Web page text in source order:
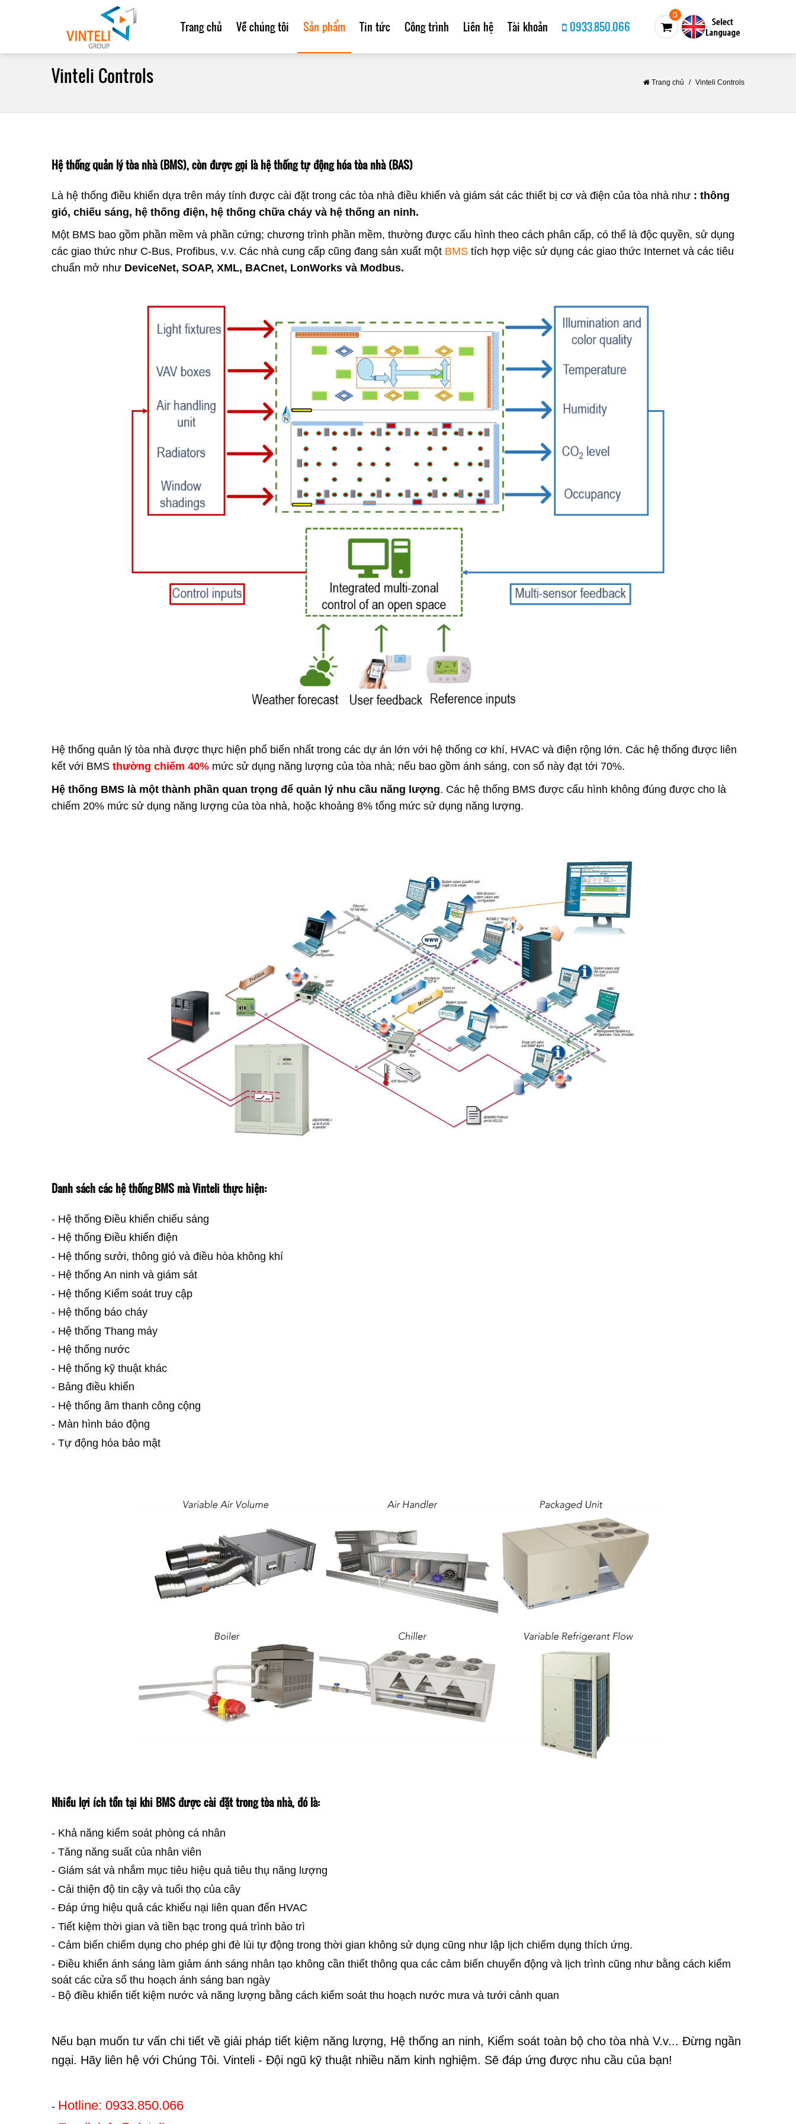
Trang chủ Về chúng tôi Sản phẩm Tin tức Công trình Liên hệ Tài khoản 0933.850.066
0
Vinteli Controls Trang chủ / Vinteli Controls
Hệ thống quản lý tòa nhà (BMS), còn được gọi là hệ thống tự động hóa tòa nhà (BAS)
Là hệ thống điều khiển dựa trên máy tính được cài đặt trong các tòa nhà điều khiển và giám sát các thiết bị cơ và điện của tòa nhà như : thông
gió, chiếu sáng, hệ thống điện, hệ thống chữa cháy và hệ thống an ninh.
Một BMS bao gồm phần mềm và phần cứng; chương trình phần mềm, thường được cấu hình theo cách phân cấp, có thể là độc quyền, sử dụng
các giao thức như C-Bus, Profibus, v.v. Các nhà cung cấp cũng đang sản xuất một BMS tích hợp việc sử dụng các giao thức Internet và các tiêu
chuẩn mở như DeviceNet, SOAP, XML, BACnet, LonWorks và Modbus.
Hệ thống quản lý tòa nhà được thực hiện phổ biến nhất trong các dự án lớn với hệ thống cơ khí, HVAC và điện rộng lớn. Các hệ thống được liên
kết với BMS thường chiếm 40% mức sử dụng năng lượng của tòa nhà; nếu bao gồm ánh sáng, con số này đạt tới 70%.
Hệ thống BMS là một thành phần quan trọng để quản lý nhu cầu năng lượng. Các hệ thống BMS được cấu hình không đúng được cho là
chiếm 20% mức sử dụng năng lượng của tòa nhà, hoặc khoảng 8% tổng mức sử dụng năng lượng.
Danh sách các hệ thống BMS mà Vinteli thực hiện:
- Hệ thống Điều khiển chiếu sáng
- Hệ thống Điều khiển điện
- Hệ thống sưởi, thông gió và điều hòa không khí
- Hệ thống An ninh và giám sát
- Hệ thống Kiểm soát truy cập
- Hệ thống báo cháy
- Hệ thống Thang máy
- Hệ thống nước
- Hệ thống kỹ thuật khác
- Bảng điều khiển
- Hệ thống âm thanh công cộng
- Màn hình báo động
- Tự động hóa bảo mật
Nhiều lợi ích tồn tại khi BMS được cài đặt trong tòa nhà, đó là:
- Khả năng kiểm soát phòng cá nhân
- Tăng năng suất của nhân viên
- Giám sát và nhắm mục tiêu hiệu quả tiêu thụ năng lượng
- Cải thiện độ tin cậy và tuổi thọ của cây
- Đáp ứng hiệu quả các khiếu nại liên quan đến HVAC
- Tiết kiệm thời gian và tiền bạc trong quá trình bảo trì
- Cảm biến chiếm dụng cho phép ghi đè lùi tự động trong thời gian không sử dụng cũng như lập lịch chiếm dụng thích ứng.
- Điều khiển ánh sáng làm giảm ánh sáng nhân tạo không cần thiết thông qua các cảm biến chuyển động và lịch trình cũng như bằng cách kiểm
soát các cửa sổ thu hoạch ánh sáng ban ngày
- Bộ điều khiển tiết kiệm nước và năng lượng bằng cách kiểm soát thu hoạch nước mưa và tưới cảnh quan
Nếu bạn muốn tư vấn chi tiết về giải pháp tiết kiệm năng lượng, Hệ thống an ninh, Kiểm soát toàn bộ cho tòa nhà V.v... Đừng ngần
ngại. Hãy liên hệ với Chúng Tôi. Vinteli - Đội ngũ kỹ thuật nhiều năm kinh nghiệm. Sẽ đáp ứng được nhu cầu của bạn!
- Hotline: 0933.850.066